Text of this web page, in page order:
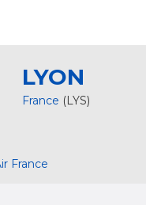
LYON
France (LYS)
France